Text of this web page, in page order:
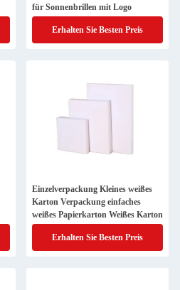
für Sonnenbrillen mit Logo
Erhalten Sie Besten Preis
Einzelverpackung Kleines weißes
Karton Verpackung einfaches
weißes Papierkarton Weißes Karton
Erhalten Sie Besten Preis